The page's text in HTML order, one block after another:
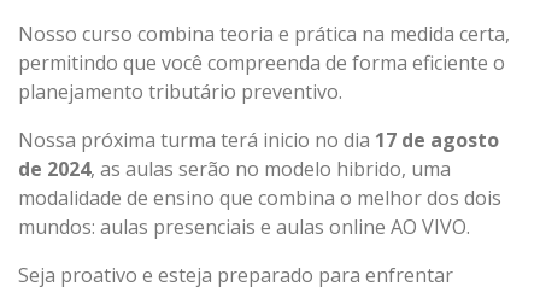
Nosso curso combina teoria e prática na medida certa,
permitindo que você compreenda de forma eficiente o
planejamento tributário preventivo.
Nossa próxima turma terá inicio no dia 17 de agosto
de 2024, as aulas serão no modelo hibrido, uma
modalidade de ensino que combina o melhor dos dois
mundos: aulas presenciais e aulas online AO VIVO.
Seja proativo e esteja preparado para enfrentar